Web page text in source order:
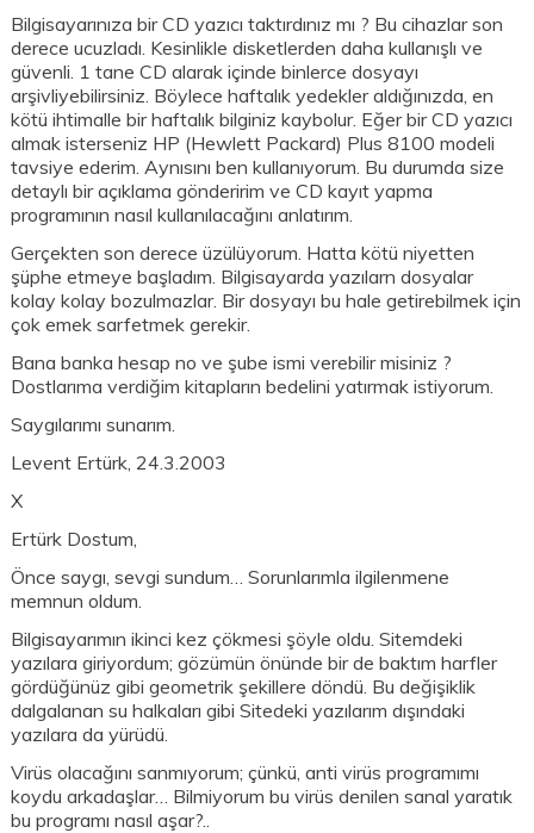
Bilgisayarınıza bir CD yazıcı taktırdınız mı ? Bu cihazlar son
derece ucuzladı. Kesinlikle disketlerden daha kullanışlı ve
güvenli. 1 tane CD alarak içinde binlerce dosyayı
arşivliyebilirsiniz. Böylece haftalık yedekler aldığınızda, en
kötü ihtimalle bir haftalık bilginiz kaybolur. Eğer bir CD yazıcı
almak isterseniz HP (Hewlett Packard) Plus 8100 modeli
tavsiye ederim. Aynısını ben kullanıyorum. Bu durumda size
detaylı bir açıklama gönderirim ve CD kayıt yapma
programının nasıl kullanılacağını anlatırım.
Gerçekten son derece üzülüyorum. Hatta kötü niyetten
şüphe etmeye başladım. Bilgisayarda yazılarn dosyalar
kolay kolay bozulmazlar. Bir dosyayı bu hale getirebilmek için
çok emek sarfetmek gerekir.
Bana banka hesap no ve şube ismi verebilir misiniz ?
Dostlarıma verdiğim kitapların bedelini yatırmak istiyorum.
Saygılarımı sunarım.
Levent Ertürk, 24.3.2003
X
Ertürk Dostum,
Önce saygı, sevgi sundum… Sorunlarımla ilgilenmene
memnun oldum.
Bilgisayarımın ikinci kez çökmesi şöyle oldu. Sitemdeki
yazılara giriyordum; gözümün önünde bir de baktım harfler
gördüğünüz gibi geometrik şekillere döndü. Bu değişiklik
dalgalanan su halkaları gibi Sitedeki yazılarım dışındaki
yazılara da yürüdü.
Virüs olacağını sanmıyorum; çünkü, anti virüs programımı
koydu arkadaşlar… Bilmiyorum bu virüs denilen sanal yaratık
bu programı nasıl aşar?..